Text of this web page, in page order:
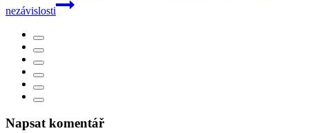
nezávislosti
Napsat komentář